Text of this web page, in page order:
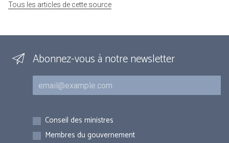
Tous les articles de cette source
Abonnez-vous à notre newsletter
Courriel
Inscriptions
Conseil des ministres
Membres du gouvernement